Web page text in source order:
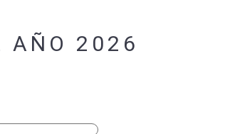
AÑO 2026